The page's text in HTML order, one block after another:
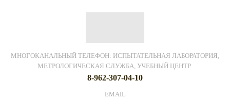
МНОГОКАНАЛЬНЫЙ ТЕЛЕФОН: ИСПЫТАТЕЛЬНАЯ ЛАБОРАТОРИЯ,
МЕТРОЛОГИЧЕСКАЯ СЛУЖБА, УЧЕБНЫЙ ЦЕНТР.
8-962-307-04-10
EMAIL